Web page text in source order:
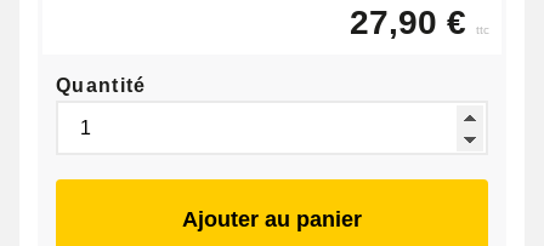
27,90 € ttc
Quantité
Ajouter au panier